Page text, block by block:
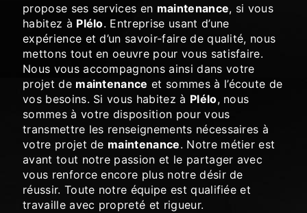
propose ses services en maintenance, si vous
habitez à Plélo. Entreprise usant d’une
expérience et d’un savoir-faire de qualité, nous
mettons tout en oeuvre pour vous satisfaire.
Nous vous accompagnons ainsi dans votre
projet de maintenance et sommes à l’écoute de
vos besoins. Si vous habitez à Plélo, nous
sommes à votre disposition pour vous
transmettre les renseignements nécessaires à
votre projet de maintenance. Notre métier est
avant tout notre passion et le partager avec
vous renforce encore plus notre désir de
réussir. Toute notre équipe est qualifiée et
travaille avec propreté et rigueur.